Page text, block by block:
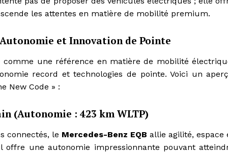
les attentes en matière de mobilité premium.
et Innovation de Pointe
comme une référence en matière de mobilité
record et technologies de pointe. Voici un
New Code » :
(Autonomie : 423 km WLTP)
connectés, le Mercedes-Benz EQB allie agilité, espace
offre une autonomie impressionnante pouvant